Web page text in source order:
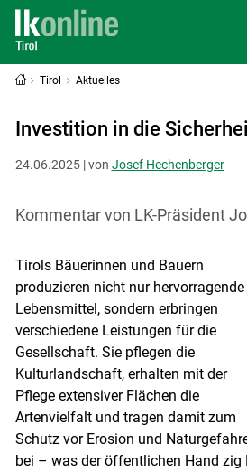
Tirol Aktuelles
Investition in die
24.06.2025 | von Josef Hechenberger
Kommentar von LK-Präsident
Tirols Bäuerinnen und Bauern
produzieren nicht nur hervorragende
Lebensmittel, sondern erbringen
verschiedene Leistungen für die
Gesellschaft. Sie pflegen die
Kulturlandschaft, erhalten mit der
Pflege extensiver Flächen die
Artenvielfalt und tragen damit zum
Schutz vor Erosion und
bei – was der öffentlichen Hand zig